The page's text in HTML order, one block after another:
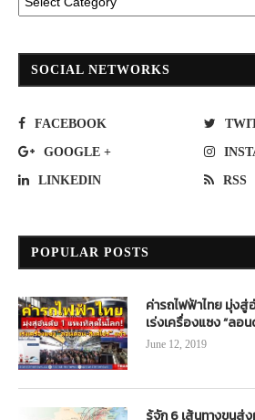
SOCIAL NETWORKS
FACEBOOK
GOOGLE +
LINKEDIN RSS
POPULAR POSTS
ค่ารถไฟฟ้าไทย มุ่งสู่
เร่งเครื่องแซง “ลอ
June 12, 2019
รู้จัก 6 เส้นทางขนส่